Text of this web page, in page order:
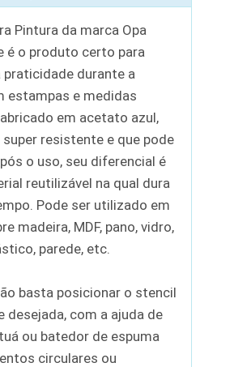
Pintura da marca Opa
é o produto certo para
praticidade durante a
estampas e medidas
em acetato azul,
resistente e que pode
o uso, seu diferencial é
reutilizável na qual dura
Pode ser utilizado em
madeira, MDF, pano, vidro,
parede, etc.
basta posicionar o stencil
desejada, com a ajuda de
ou batedor de espuma
circulares ou